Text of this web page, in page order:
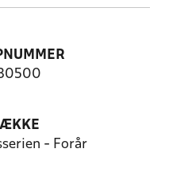
- Forår